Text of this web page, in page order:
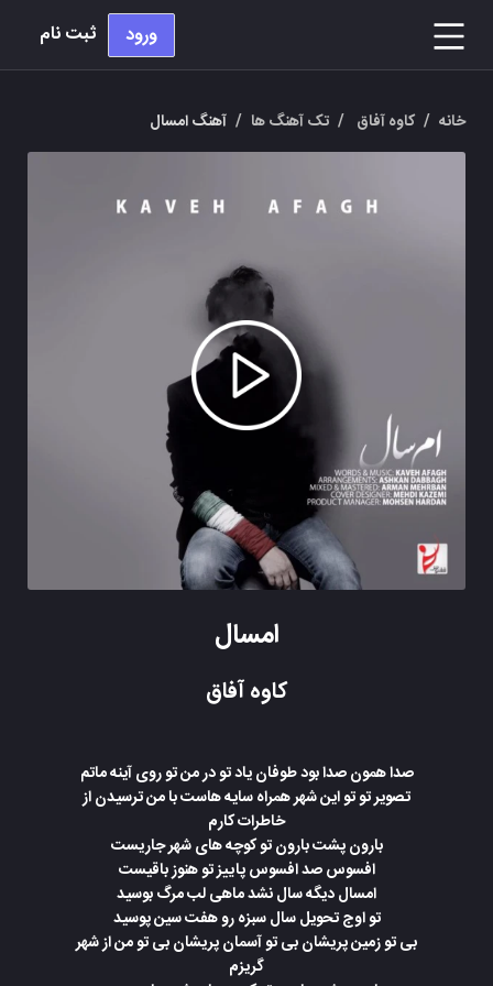
ورود ثبت نام
خانه / کاوه آفاق / تک آهنگ ها / آهنگ امسال
امسال
کاوه آفاق
صدا همون صدا بود طوفان یاد تو در من تو روی آینه ماتم
تصویر تو تو این شهر همراه سایه هاست با من ترسیدن از
خاطرات کارم
بارون پشت بارون تو کوچه های شهر جاریست
افسوس صد افسوس پاییز تو هنوز باقیست
امسال دیگه سال نشد ماهی لب مرگ بوسید
تو اوج تحویل سال سبزه رو هفت سین پوسید
بی تو زمین پریشان بی تو آسمان پریشان بی تو من از شهر
گریزم